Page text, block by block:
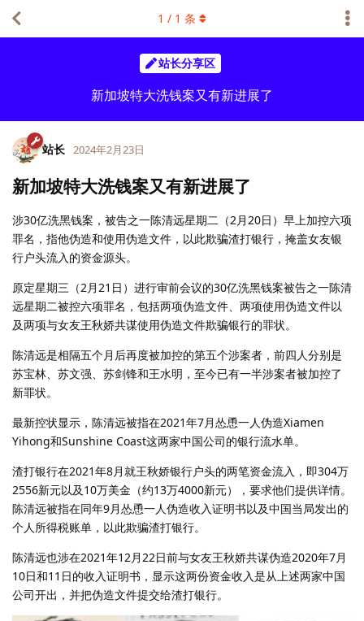
站长分享区
新加坡特大洗钱案又有新进展了
1 / 1 条
站长 2024年2月23日
新加坡特大洗钱案又有新进展了
涉30亿洗黑钱案，被告之一陈清远星期二（2月20日）早上加控六项
罪名，指他伪造和使用伪造文件，以此欺骗渣打银行，掩盖女友银
行户头流入的资金源头。
原定星期三（2月21日）进行审前会议的30亿洗黑钱案被告之一陈清
远星期二被控六项罪名，包括两项伪造文件、两项使用伪造文件以
及两项与女友王秋娇共谋使用伪造文件欺骗银行的罪状。
陈清远是相隔五个月后再度被加控的第五个涉案者，前四人分别是
苏宝林、苏文强、苏剑锋和王水明，至今已有一半涉案者被加控了
新罪状。
最新控状显示，陈清远被指在2021年7月怂恿一人伪造Xiamen
Yihong和Sunshine Coast这两家中国公司的银行流水单。
渣打银行在2021年8月就王秋娇银行户头的两笔资金流入，即304万
2556新元以及10万美金（约13万4000新元），要求他们提供详情。
陈清远被指在同年9月怂恿一人伪造收入证明书以及中国当局发出的
个人所得税账单，以此欺骗渣打银行。
陈清远也涉在2021年12月22日前与女友王秋娇共谋伪造2020年7月
10日和11日的收入证明书，显示这两份资金收入是从上述两家中国
公司开出，并把伪造文件提交给渣打银行。